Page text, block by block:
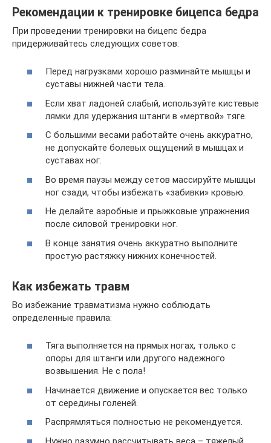
Рекомендации к тренировке бицепса бедра
При проведении тренировки на бицепс бедра
придерживайтесь следующих советов:
Перед нагрузками хорошо разминайте мышцы и
суставы нижней части тела.
Если хват ладоней слабый, используйте кистевые
лямки для удержания штанги в «мертвой» тяге.
С большими весами работайте очень аккуратно,
не допускайте болевых ощущений в мышцах и
суставах ног.
Во время паузы между сетов массируйте мышцы
ног сзади, чтобы избежать «забивки» кровью.
Не делайте аэробные и прыжковые упражнения
после силовой тренировки ног.
В конце занятия очень аккуратно выполните
простую растяжку нижних конечностей.
Как избежать травм
Во избежание травматизма нужно соблюдать
определенные правила:
Тяга выполняется на прямых ногах, только с
опоры для штанги или другого надежного
возвышения. Не с пола!
Начинается движение и опускается вес только
от середины голеней.
Распрямляться полностью не рекомендуется.